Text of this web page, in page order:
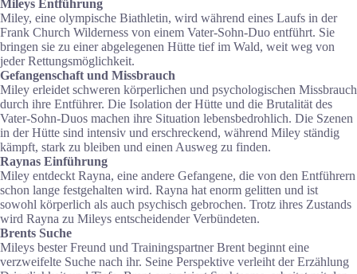
Mileys Entführung
Miley, eine olympische Biathletin, wird während eines Laufs in der
Frank Church Wilderness von einem Vater-Sohn-Duo entführt. Sie
bringen sie zu einer abgelegenen Hütte tief im Wald, weit weg von
jeder Rettungsmöglichkeit.
Gefangenschaft und Missbrauch
Miley erleidet schweren körperlichen und psychologischen Missbrauch
durch ihre Entführer. Die Isolation der Hütte und die Brutalität des
Vater-Sohn-Duos machen ihre Situation lebensbedrohlich. Die Szenen
in der Hütte sind intensiv und erschreckend, während Miley ständig
kämpft, stark zu bleiben und einen Ausweg zu finden.
Raynas Einführung
Miley entdeckt Rayna, eine andere Gefangene, die von den Entführern
schon lange festgehalten wird. Rayna hat enorm gelitten und ist
sowohl körperlich als auch psychisch gebrochen. Trotz ihres Zustands
wird Rayna zu Mileys entscheidender Verbündeten.
Brents Suche
Mileys bester Freund und Trainingspartner Brent beginnt eine
verzweifelte Suche nach ihr. Seine Perspektive verleiht der Erzählung